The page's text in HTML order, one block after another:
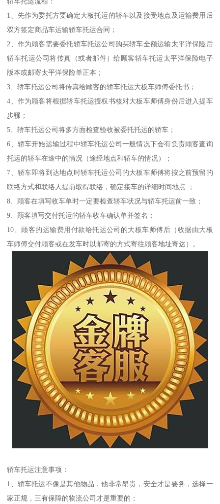
1、先作为委托方要确定大板托运的轿车以及接受地点及运输费用后
双方签定商品车运输轿车托运合同；
2、作为顾客需要委托轿车托运公司购买轿车全额运输太平洋保险后
轿车托运公司将传真（或者邮件）给顾客轿车托运太平洋保险电子
版本或邮寄太平洋保险单正本；
3、轿车托运公司将传真给顾客的轿车托运大板车师傅委托书；
4、作为顾客将根据轿车托运授权书核对大板车师傅身份后进入提车
步骤；
5、轿车托运公司将多方面检查验收被委托托运的轿车；
6、轿车开始运输过程中轿车托运公司一般情况下会有负责顾客查询
托运的轿车在途中的情况（途经地点和轿车的情况）；
7、轿车即将到达地点时轿车托运公司的大板车师傅将按之前预留的
联络方式和联络人提前取得联络，确定接车的详细时间地点 ；
8、顾客在填写收车单时一定要检查轿车状况与轿车托运前一致；
9、顾客填写交付托运的轿车收车确认单并签名；
10、顾客的运输费用付款给托运公司的大板车师傅后（收据由大板
车师傅交付顾客或在发车时以邮寄的方式寄往顾客地址寄达）。
轿车托运注意事项：
1、轿车托运不像是其他物品，他非常昂贵，安全才是要务，选择一
家正规，三有保障的物流公司才是重要的；